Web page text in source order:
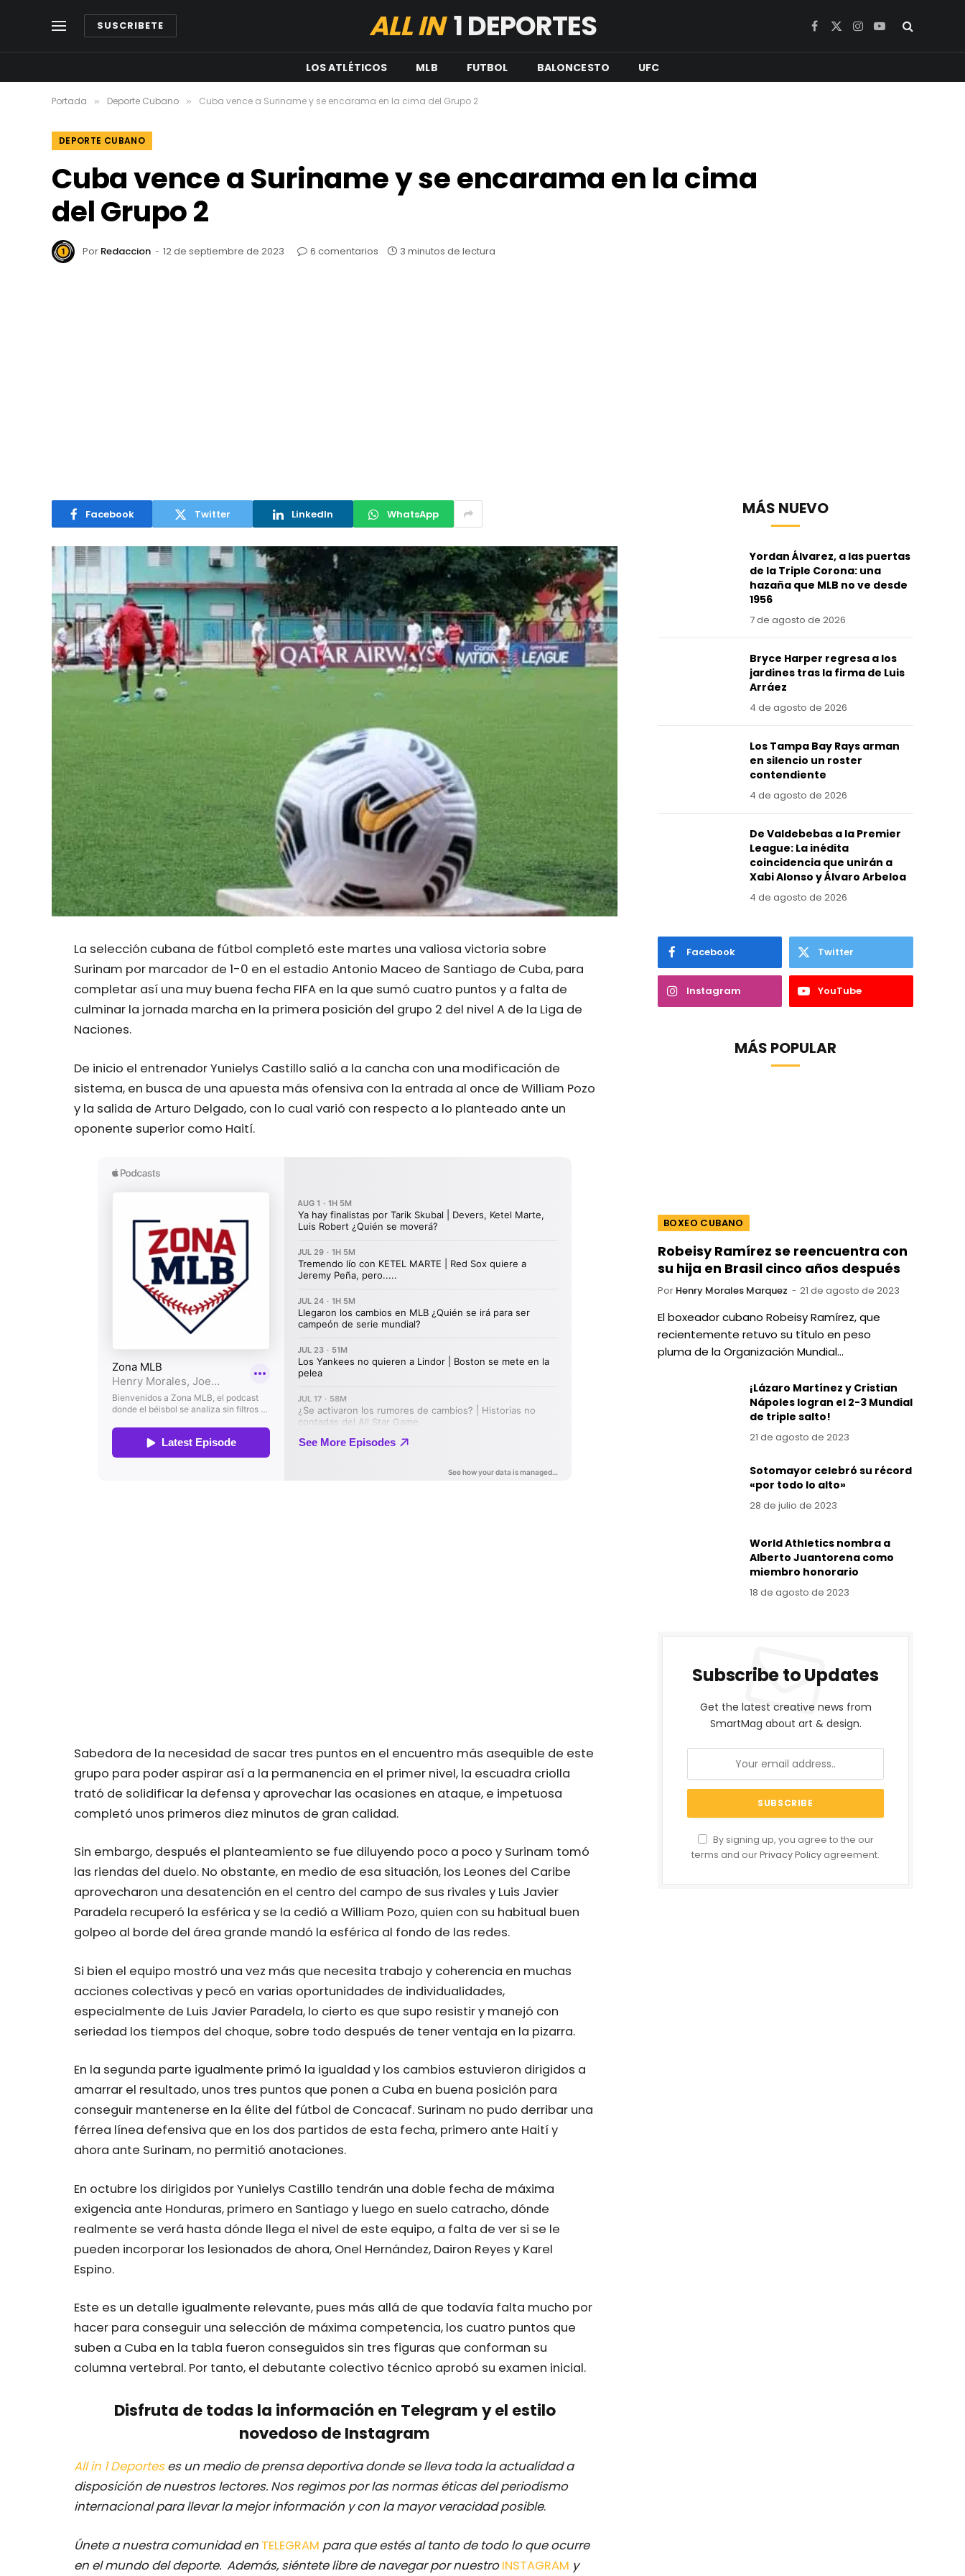
SUSCRIBETE ALL IN1 DEPORTES Facebook
X
Instagram
YouTube
LOS ATLÉTICOS MLB FUTBOL BALONCESTO UFC
Portada » Deporte Cubano » Cuba vence a Suriname y se encarama en la cima del Grupo 2
DEPORTE CUBANO
Cuba vence a Suriname y se encarama en la cima
del Grupo 2
Por Redaccion 12 de septiembre de 2023 6 comentarios 3 minutos de lectura
Facebook Twitter LinkedIn WhatsApp
La selección cubana de fútbol completó este martes una valiosa victoria sobre
Surinam por marcador de 1-0 en el estadio Antonio Maceo de Santiago de Cuba, para
completar así una muy buena fecha FIFA en la que sumó cuatro puntos y a falta de
culminar la jornada marcha en la primera posición del grupo 2 del nivel A de la Liga de
Naciones.
De inicio el entrenador Yunielys Castillo salió a la cancha con una modificación de
sistema, en busca de una apuesta más ofensiva con la entrada al once de William Pozo
y la salida de Arturo Delgado, con lo cual varió con respecto a lo planteado ante un
oponente superior como Haití.
Sabedora de la necesidad de sacar tres puntos en el encuentro más asequible de este
grupo para poder aspirar así a la permanencia en el primer nivel, la escuadra criolla
trató de solidificar la defensa y aprovechar las ocasiones en ataque, e impetuosa
completó unos primeros diez minutos de gran calidad.
Sin embargo, después el planteamiento se fue diluyendo poco a poco y Surinam tomó
las riendas del duelo. No obstante, en medio de esa situación, los Leones del Caribe
aprovecharon una desatención en el centro del campo de sus rivales y Luis Javier
Paradela recuperó la esférica y se la cedió a William Pozo, quien con su habitual buen
golpeo al borde del área grande mandó la esférica al fondo de las redes.
Si bien el equipo mostró una vez más que necesita trabajo y coherencia en muchas
acciones colectivas y pecó en varias oportunidades de individualidades,
especialmente de Luis Javier Paradela, lo cierto es que supo resistir y manejó con
seriedad los tiempos del choque, sobre todo después de tener ventaja en la pizarra.
En la segunda parte igualmente primó la igualdad y los cambios estuvieron dirigidos a
amarrar el resultado, unos tres puntos que ponen a Cuba en buena posición para
conseguir mantenerse en la élite del fútbol de Concacaf. Surinam no pudo derribar una
férrea línea defensiva que en los dos partidos de esta fecha, primero ante Haití y
ahora ante Surinam, no permitió anotaciones.
En octubre los dirigidos por Yunielys Castillo tendrán una doble fecha de máxima
exigencia ante Honduras, primero en Santiago y luego en suelo catracho, dónde
realmente se verá hasta dónde llega el nivel de este equipo, a falta de ver si se le
pueden incorporar los lesionados de ahora, Onel Hernández, Dairon Reyes y Karel
Espino.
Este es un detalle igualmente relevante, pues más allá de que todavía falta mucho por
hacer para conseguir una selección de máxima competencia, los cuatro puntos que
suben a Cuba en la tabla fueron conseguidos sin tres figuras que conforman su
columna vertebral. Por tanto, el debutante colectivo técnico aprobó su examen inicial.
Disfruta de todas la información en Telegram y el estilo
novedoso de Instagram
All in 1 Deporteses un medio de prensa deportiva donde se lleva toda la actualidad a
disposición de nuestros lectores. Nos regimos por las normas éticas del periodismo
internacional para llevar la mejor información y con la mayor veracidad posible.
Únete a nuestra comunidad en TELEGRAM para que estés al tanto de todo lo que ocurre
en el mundo del deporte. Además, siéntete libre de navegar por nuestro INSTAGRAM y
MÁS NUEVO
Yordan Álvarez, a las puertas
de la Triple Corona: una
hazaña que MLB no ve desde
1956
7 de agosto de 2026
Bryce Harper regresa a los
jardines tras la firma de Luis
Arráez
4 de agosto de 2026
Los Tampa Bay Rays arman
en silencio un roster
contendiente
4 de agosto de 2026
De Valdebebas a la Premier
League: La inédita
coincidencia que unirán a
Xabi Alonso y Álvaro Arbeloa
4 de agosto de 2026
Facebook Twitter
Instagram YouTube
MÁS POPULAR
BOXEO CUBANO
Robeisy Ramírez se reencuentra con
su hija en Brasil cinco años después
Por Henry Morales Marquez 21 de agosto de 2023
El boxeador cubano Robeisy Ramírez, que
recientemente retuvo su título en peso
pluma de la Organización Mundial…
¡Lázaro Martínez y Cristian
Nápoles logran el 2-3 Mundial
de triple salto!
21 de agosto de 2023
Sotomayor celebró su récord
«por todo lo alto»
28 de julio de 2023
World Athletics nombra a
Alberto Juantorena como
miembro honorario
18 de agosto de 2023
Subscribe to Updates
Get the latest creative news from
SmartMag about art & design.
By signing up, you agree to the our
terms and ourPrivacy Policy agreement.